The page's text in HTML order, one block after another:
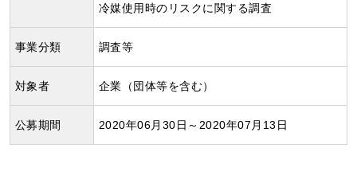
冷媒使用時のリスクに関する調査
事業分類 調査等
対象者 企業（団体等を含む）
公募期間 2020年06月30日～2020年07月13日